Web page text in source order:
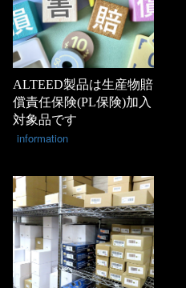
ALTEED製品は生産物賠
償責任保険(PL保険)加入
対象品です
information